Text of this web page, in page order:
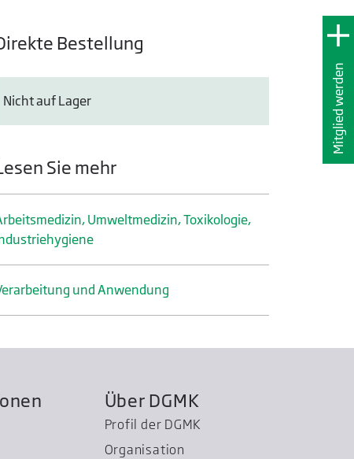
Mitglied werden
Bestellung
Nicht auf Lager
Sie mehr
Umweltmedizin, Toxikologie,
und Anwendung
Über DGMK
Profil der DGMK
Organisation